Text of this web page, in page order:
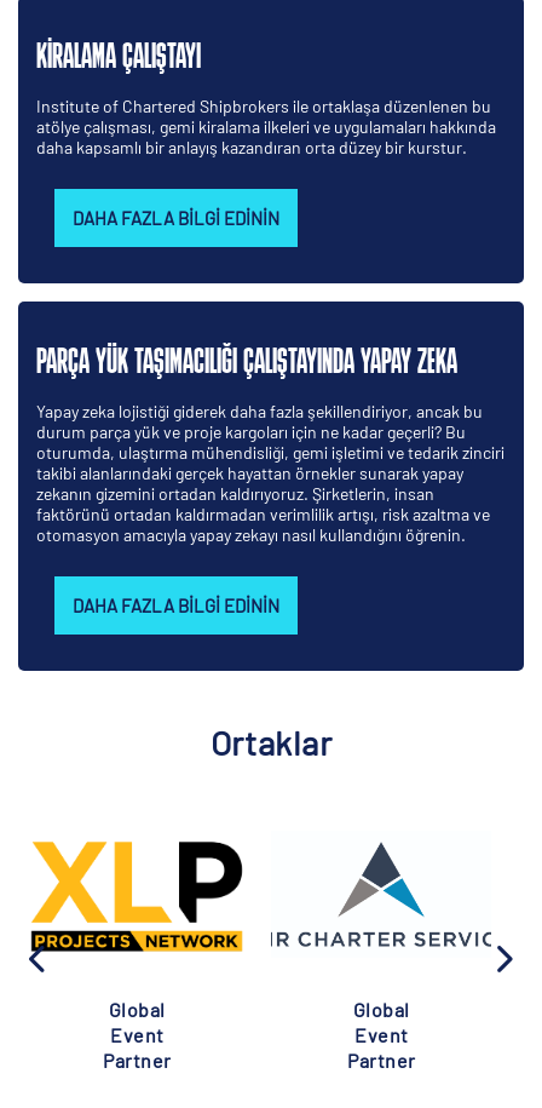
KIRALAMA ÇALIŞTAYI
Institute of Chartered Shipbrokers ile ortaklaşa düzenlenen bu
atölye çalışması, gemi kiralama ilkeleri ve uygulamaları hakkında
daha kapsamlı bir anlayış kazandıran orta düzey bir kurstur.
DAHA FAZLA BILGI EDININ
PARÇA YÜK TAŞIMACILIĞI ÇALIŞTAYINDA YAPAY ZEKA
Yapay zeka lojistiği giderek daha fazla şekillendiriyor, ancak bu
durum parça yük ve proje kargoları için ne kadar geçerli? Bu
oturumda, ulaştırma mühendisliği, gemi işletimi ve tedarik zinciri
takibi alanlarındaki gerçek hayattan örnekler sunarak yapay
zekanın gizemini ortadan kaldırıyoruz. Şirketlerin, insan
faktörünü ortadan kaldırmadan verimlilik artışı, risk azaltma ve
otomasyon amacıyla yapay zekayı nasıl kullandığını öğrenin.
DAHA FAZLA BILGI EDININ
Ortaklar
Global
Event
Partner
Global
Event
Partner